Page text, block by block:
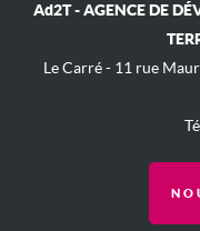
Ad2T - AGENCE DE
Le Carré - ​11 rue